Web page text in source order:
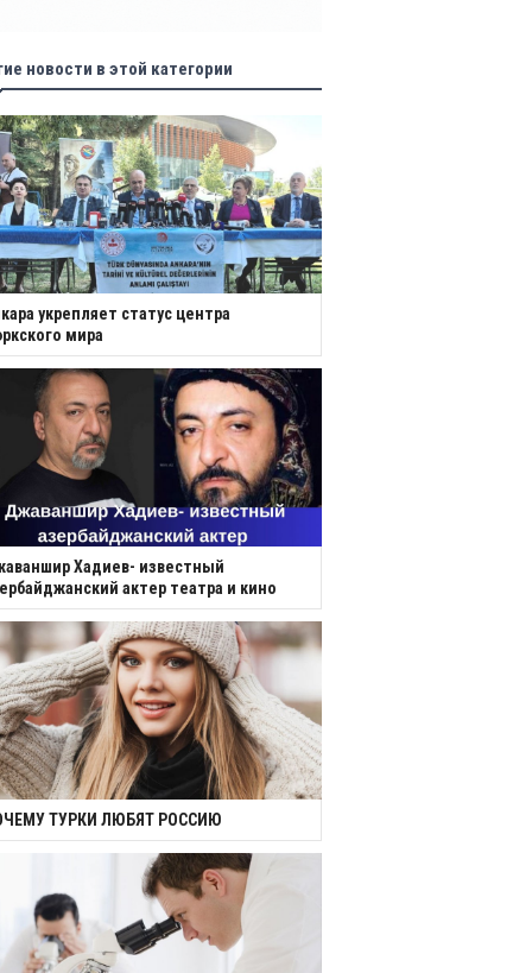
новости в этой категории
укрепляет статус центра
мира
Хадиев- известный
актер театра и кино
ТУРКИ ЛЮБЯТ РОССИЮ